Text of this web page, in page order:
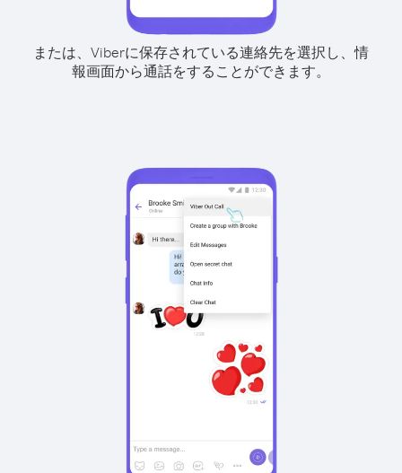
または、Viberに保存されている連絡先を選択し、情
報画面から通話をすることができます。